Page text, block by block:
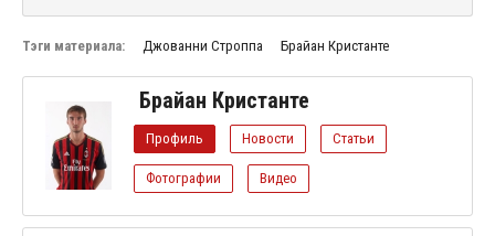
Тэги материала: Джованни Строппа Брайан Кристанте
Брайан Кристанте
Профиль Новости Статьи
Фотографии Видео